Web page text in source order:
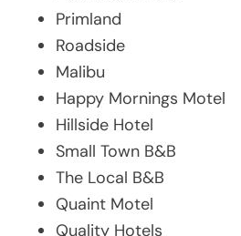
Primland
Roadside
Malibu
Happy Mornings Motel
Hillside Hotel
Small Town B&B
The Local B&B
Quaint Motel
Quality Hotels